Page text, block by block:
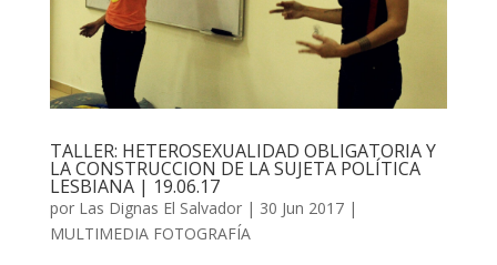
TALLER: HETEROSEXUALIDAD OBLIGATORIA Y
LA CONSTRUCCION DE LA SUJETA POLÍTICA
LESBIANA | 19.06.17
por Las Dignas El Salvador| 30 Jun 2017|
MULTIMEDIA FOTOGRAFÍA